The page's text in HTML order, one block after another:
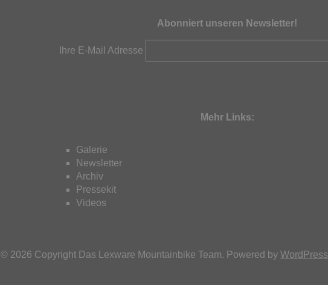
Abonniert unseren Newsletter!
Ihre E-Mail Adresse
Mehr Links:
Galerie
Newsletter
Archiv
Pressekit
Videos
© 2026 Copyright Das Lexware Mountainbike Team. Powered by WordPress